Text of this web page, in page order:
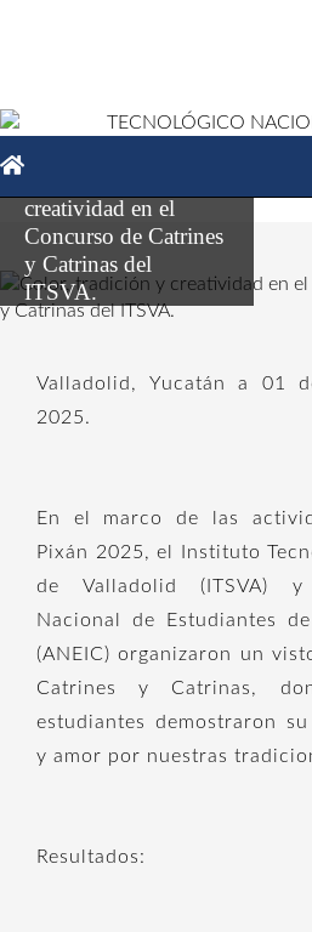
creatividad en el
Concurso de Catrines
y Catrinas del
ITSVA.
Valladolid, Yucatán a 01
2025.
En el marco de las
Pixán 2025, el Instituto
de Valladolid (ITSVA)
Nacional de Estudiantes
(ANEIC) organizaron un
Catrines y Catrinas,
estudiantes demostraron
y amor por nuestras
Resultados: